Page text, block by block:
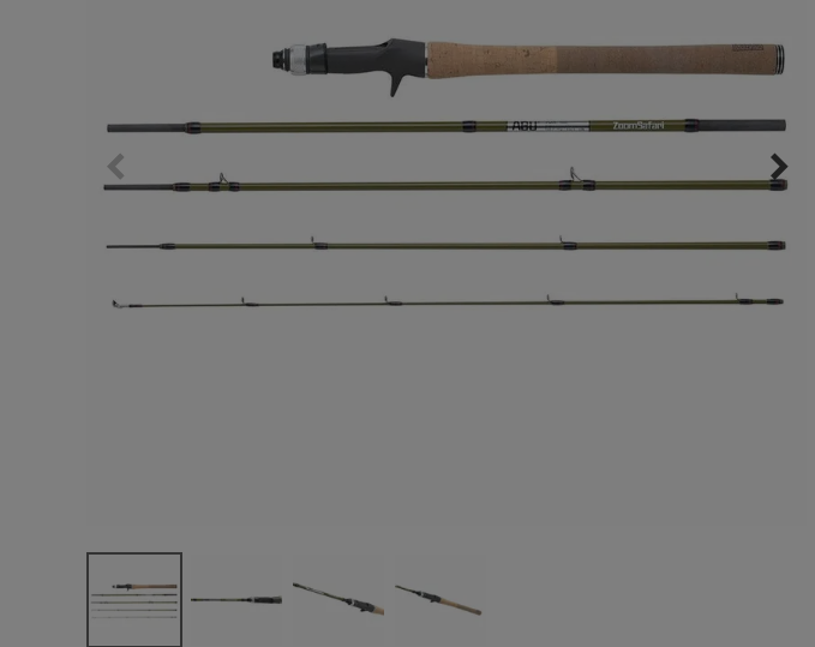
トートバッグ/ボストン
キャップ/帽子
サングラス/メガネ
時計
焚き火/ストーブ
フィールドギア
ステッカー